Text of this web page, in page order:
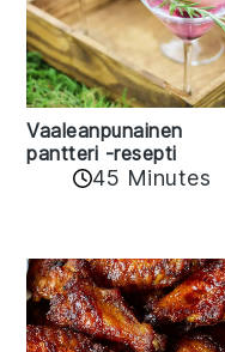
Vaaleanpunainen
pantteri -resepti
45 Minutes